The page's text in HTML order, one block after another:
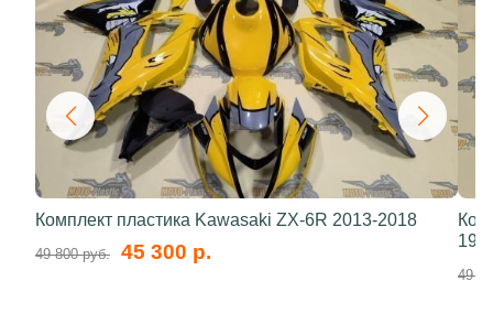
Комплект пластика Kawasaki ZX-6R 2013-2018
49 800 руб. 45 300 р.
49